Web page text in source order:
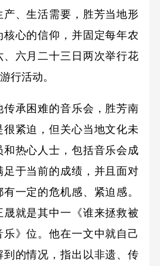
产、生活需要，胜芳当地形
核心的信仰，并固定每年农
、六月二十三日两次举行花
行活动。
承困难的音乐会，胜芳南
紧迫，但关心当地文化未
热心人士，包括音乐会成
足于当前的成绩，并且面对
一定的危机感、紧迫感。
就是其中一《谁来拯救被
》位。他在一文中就自己
到的情况，指出以非遗、传